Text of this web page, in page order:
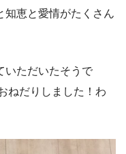
知恵と愛情がたくさん
いただいたそうで
ねだりしました！わ